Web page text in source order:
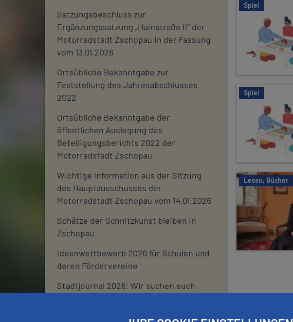
Satzungsbeschluss zur
Ergänzungssatzung „Hainstraße II“ der
Motorradstadt Zschopau in der Fassung
vom 13.01.2026
Ortsübliche Bekanntgabe zur
Feststellung des Jahresabschlusses
2022
Ortsübliche Bekanntgabe der
öffentlichen Auslegung des
Beteiligungsberichts 2022 der
Motorradstadt Zschopau
Wichtige Information aus der Sitzung
des Hauptausschusses der
Motorradstadt Zschopau vom 14.01.2026
Schätze der Schnitzkunst bleiben in
Zschopau
Ideenwettbewerb 2026 für Schulen und
deren Fördervereine
Stadtjournal 2026: Wir suchen euch
Spiel
Spiel
Lesen, Bücher
P
G